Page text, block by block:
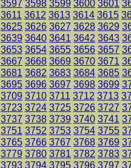
3597 3598 3599 3600 3601
3611 3612 3613 3614 3615
3625 3626 3627 3628 3629
3639 3640 3641 3642 3643
3653 3654 3655 3656 3657
3667 3668 3669 3670 3671
3681 3682 3683 3684 3685
3695 3696 3697 3698 3699
3709 3710 3711 3712 3713
3723 3724 3725 3726 3727
3737 3738 3739 3740 3741
3751 3752 3753 3754 3755
3765 3766 3767 3768 3769
3779 3780 3781 3782 3783
3793 3794 3795 3796 3797